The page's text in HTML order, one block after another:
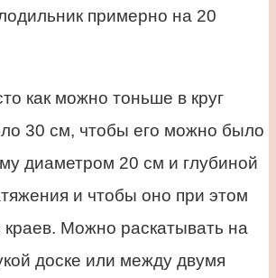
примерно на 20
как можно тоньше в круг
30 см, чтобы его можно было
диаметром 20 см и глубиной
и чтобы оно при этом
Можно раскатывать на
доске или между двумя